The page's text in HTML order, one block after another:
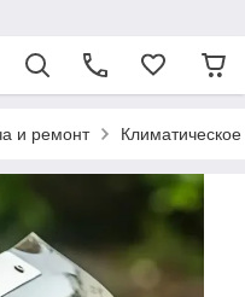
и ремонт